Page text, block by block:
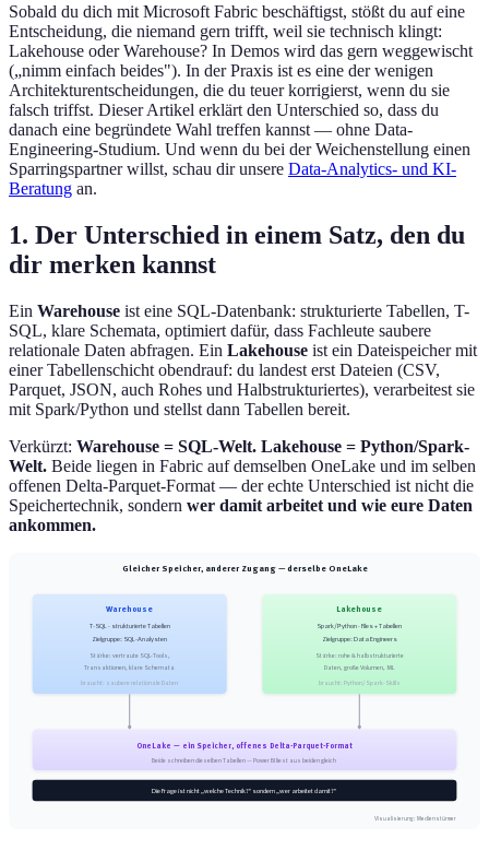
Sobald du dich mit Microsoft Fabric beschäftigst, stößt du auf eine
Entscheidung, die niemand gern trifft, weil sie technisch klingt:
Lakehouse oder Warehouse? In Demos wird das gern weggewischt
(„nimm einfach beides"). In der Praxis ist es eine der wenigen
Architekturentscheidungen, die du teuer korrigierst, wenn du sie
falsch triffst. Dieser Artikel erklärt den Unterschied so, dass du
danach eine begründete Wahl treffen kannst — ohne Data-
Engineering-Studium. Und wenn du bei der Weichenstellung einen
Sparringspartner willst, schau dir unsere Data-Analytics- und KI-
Beratung an.
1. Der Unterschied in einem Satz, den du
dir merken kannst
Ein Warehouse ist eine SQL-Datenbank: strukturierte Tabellen, T-
SQL, klare Schemata, optimiert dafür, dass Fachleute saubere
relationale Daten abfragen. Ein Lakehouse ist ein Dateispeicher mit
einer Tabellenschicht obendrauf: du landest erst Dateien (CSV,
Parquet, JSON, auch Rohes und Halbstrukturiertes), verarbeitest sie
mit Spark/Python und stellst dann Tabellen bereit.
Verkürzt: Warehouse = SQL-Welt. Lakehouse = Python/Spark-
Welt. Beide liegen in Fabric auf demselben OneLake und im selben
offenen Delta-Parquet-Format — der echte Unterschied ist nicht die
Speichertechnik, sondern wer damit arbeitet und wie eure Daten
ankommen.
Gleicher Speicher, anderer Zugang — derselbe OneLake
Warehouse
T-SQL · strukturierte Tabellen
Zielgruppe: SQL-Analysten
Stärke: vertraute SQL-Tools,
Transaktionen, klare Schemata
braucht: saubere relationale Daten
Lakehouse
Spark/Python · Files + Tabellen
Zielgruppe: Data Engineers
Stärke: rohe & halbstrukturierte
Daten, große Volumen, ML
braucht: Python/Spark-Skills
OneLake — ein Speicher, offenes Delta-Parquet-Format
Beide schreiben dieselben Tabellen — Power BI liest aus beiden gleich
Die Frage ist nicht „welche Technik?" sondern „wer arbeitet damit?"
Visualisierung: Medienstürmer